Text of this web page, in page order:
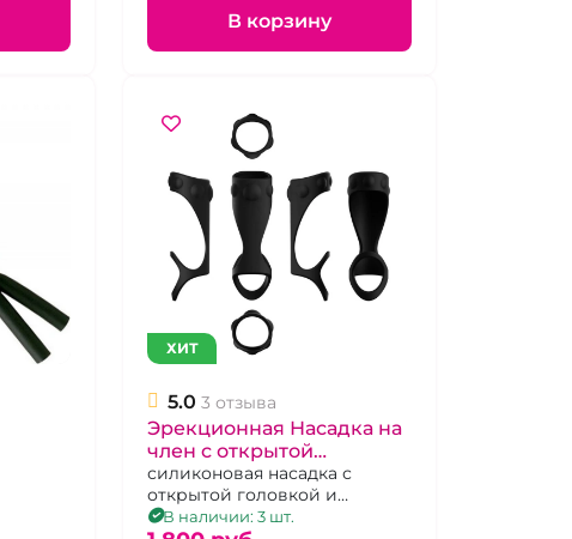
В корзину
ХИТ
5.0 3 отзыва
Эрекционная Насадка на
член c открытой
головкой "Pallas" из
силикона
силиконовая насадка с
открытой головкой и
подхватом для мошонки
В наличии: 3 шт.